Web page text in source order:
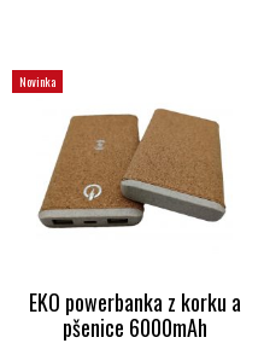
Novinka
EKO powerbanka z korku a
pšenice 6000mAh